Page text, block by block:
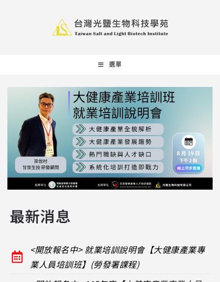
選單
最新消息
<開放報名中> 就業培訓說明會【大健康產業專
業人員培訓班】(勞發署課程)